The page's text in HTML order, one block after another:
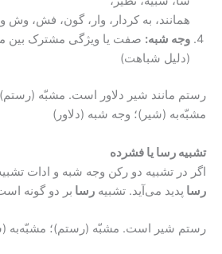
همانند، به کردار، وار، گون، فش، وش
وجه شبه: صفت یا ویژگی مشترک بین
(دلیل شباهت)
رستم مانند شیر دلاور است. مشبّه (رستم)؛
مشبّه‌به (شیر)؛ وجه شبه (دلاور)
تشبیه رسا یا فشرده
اگر در تشبیه دو رکن وجه شبه و ادات
رسا پدید می‌آید. تشبیه رسا بر دو گونه
رستم شیر است. مشبّه (رستم)؛ مشبّه‌به